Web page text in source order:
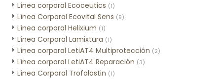
Línea corporal Ecoceutics (1)
Línea Corporal Ecovital Sens (9)
Línea corporal Helixium (1)
Línea Corporal Lamixtura (1)
Línea corporal LetiAT4 Multiprotección (2)
Línea corporal LetiAT4 Reparación (3)
Línea Corporal Trofolastin (1)